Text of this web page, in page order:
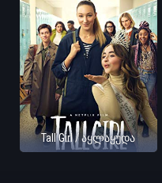
Tall Girl / აყლაყუდა